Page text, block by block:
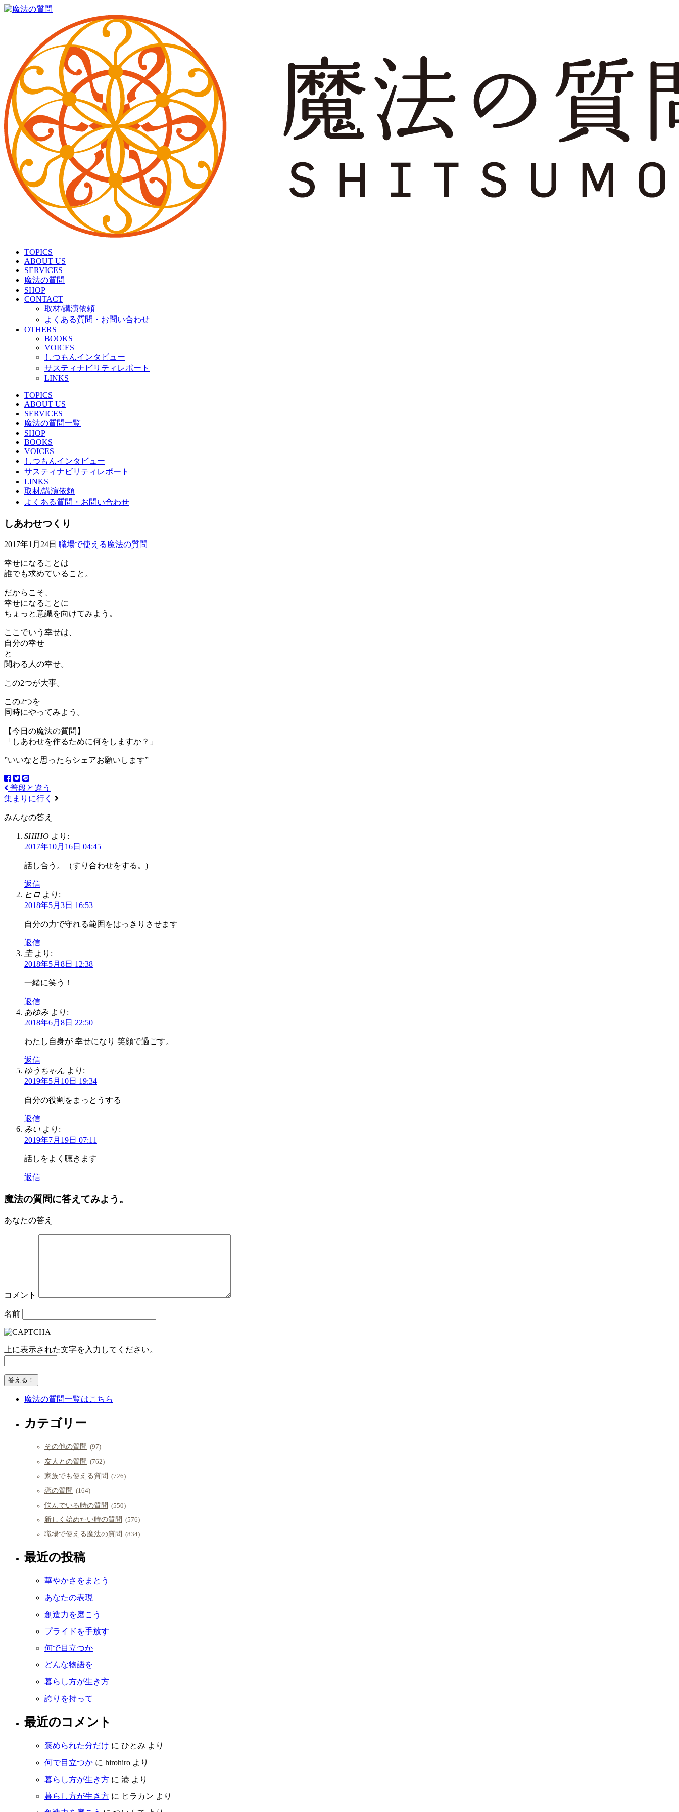
TOPICS
ABOUT US
SERVICES
魔法の質問
SHOP
CONTACT
取材/講演依頼
よくある質問・お問い合わせ
OTHERS
BOOKS
VOICES
しつもんインタビュー
サスティナビリティレポート
LINKS
TOPICS
ABOUT US
SERVICES
魔法の質問一覧
SHOP
BOOKS
VOICES
しつもんインタビュー
サスティナビリティレポート
LINKS
取材/講演依頼
よくある質問・お問い合わせ
しあわせつくり
2017年1月24日 職場で使える魔法の質問
幸せになることは
誰でも求めていること。
だからこそ、
幸せになることに
ちょっと意識を向けてみよう。
ここでいう幸せは、
自分の幸せ
と
関わる人の幸せ。
この2つが大事。
この2つを
同時にやってみよう。
【今日の魔法の質問】
「しあわせを作るために何をしますか？」
”いいなと思ったらシェアお願いします”
普段と違う
集まりに行く
みんなの答え
SHIHO より:
2017年10月16日 04:45
話し合う。（すり合わせをする。)
返信
ヒロ より:
2018年5月3日 16:53
自分の力で守れる範囲をはっきりさせます
返信
圭 より:
2018年5月8日 12:38
一緒に笑う！
返信
あゆみ より:
2018年6月8日 22:50
わたし自身が 幸せになり 笑顔で過ごす。
返信
ゆうちゃん より:
2019年5月10日 19:34
自分の役割をまっとうする
返信
みい より:
2019年7月19日 07:11
話しをよく聴きます
返信
魔法の質問に答えてみよう。
あなたの答え
コメント
名前
上に表示された文字を入力してください。
魔法の質問一覧はこちら
カテゴリー
その他の質問 (97)
友人との質問 (762)
家族でも使える質問 (726)
恋の質問 (164)
悩んでいる時の質問 (550)
新しく始めたい時の質問 (576)
職場で使える魔法の質問 (834)
最近の投稿
華やかさをまとう
あなたの表現
創造力を磨こう
プライドを手放す
何で目立つか
どんな物語を
暮らし方が生き方
誇りを持って
最近のコメント
褒められた分だけ に ひとみ より
何で目立つか に hirohiro より
暮らし方が生き方 に 港 より
暮らし方が生き方 に ヒラカン より